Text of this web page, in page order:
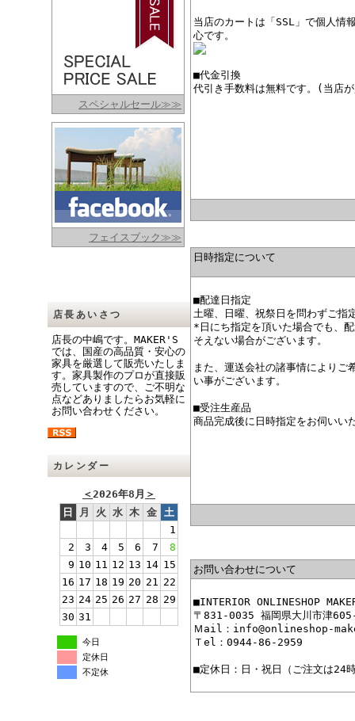
スペシャルセール≫≫
フェイスブック≫≫
店長あいさつ
店長の中嶋です。MAKER'S
では、国産の高品質・安心の
家具を厳選して販売いたしま
す。家具製作のプロが直接販
売していますので、ご不明な
点などありましたらお気軽に
お問い合わせください。
カレンダー
＜2026年8月 ＞
日
月 火 水 木 金 土
1
2
3 4 5 6 7
8
9 10 11 12 13 14 15
16 17 18 19 20 21 22
23 24 25 26 27 28 29
30 31
今日
定休日
不定休
当店のカートは「SSL」で個人情
心です。
■代金引換
代引き手数料は無料です。(当店
日時指定について
■配達日指定
土曜、日曜、祝祭日を問わずご指
*日にち指定を頂いた場合でも、
そえない場合がございます。
また、運送会社の諸事情によりご
い事がございます。
■受注生産品
商品完成後に日時指定をお伺いい
お問い合わせについて
■INTERIOR ONLINESHOP
〒831-0035 福岡県大川市津
Ｍail：info@onlineshop-
Ｔel：0944-86-2959
■定休日：日・祝日（ご注文は24